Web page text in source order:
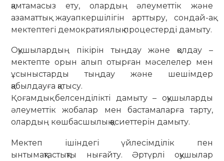
қамтамасыз ету, олардың әлеуметтік және
азаматтық жауапкершілігін арттыру, сондай-ақ
мектептегі демократиялық процестерді дамыту.
Оқушылардың пікірін тыңдау және қолдау –
мектепте орын алып отырған мәселелер мен
ұсыныстарды тыңдау және шешімдер
қабылдауға қатысу.
Қоғамдық белсенділікті дамыту – оқушыларды
әлеуметтік жобалар мен бастамаларға тарту,
олардың көшбасшылық қасиеттерін дамыту.
Мектеп ішіндегі үйлесімділік пен
ынтымақтастықты нығайту. Әртүрлі оқушылар